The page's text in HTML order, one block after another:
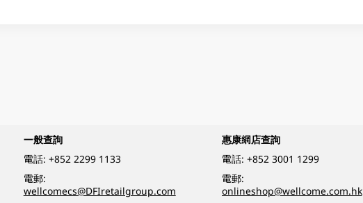
一般查詢
電話: +852 2299 1133
電郵:
wellcomecs@DFIretailgroup.com
惠康網店查詢
電話: +852 3001 1299
電郵:
onlineshop@wellcome.com.hk